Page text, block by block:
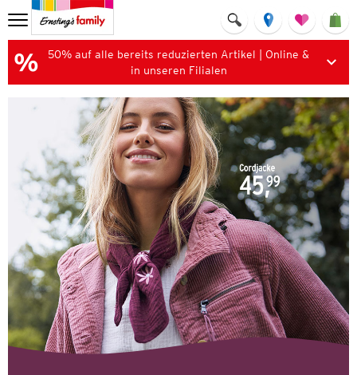
50% auf alle bereits reduzierten Artikel | Online &
in unseren Filialen